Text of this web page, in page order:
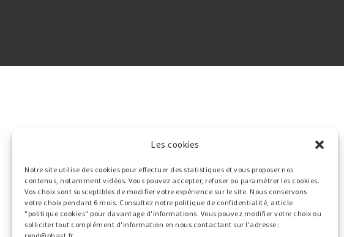
Les cookies
Notre site utilise des cookies pour effectuer des statistiques et vous proposer nos
contenus, notamment vidéos. Vous pouvez accepter, refuser ou paramétrer les cookies.
Vos choix sont susceptibles de modifier votre expérience sur le site. Nous conservons
votre choix pendant 6 mois. Consultez notre politique de confidentialité, article
"politique cookies" pour davantage d'informations. Vous pouvez modifier votre choix ou
solliciter tout complément d'information en nous contactant sur l'adresse :